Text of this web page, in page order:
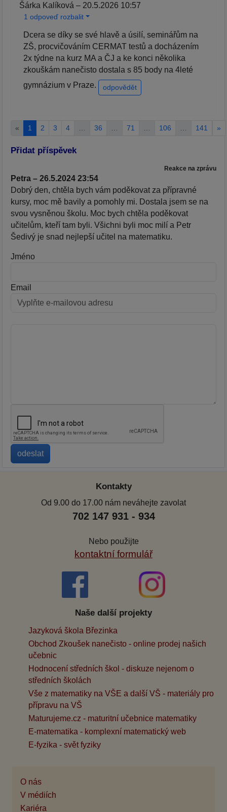
Šárka Kalíková – 20.5.2026 10:57
1 odpoveď rozbalit
Dcera se díky se své hlavě a úsilí, seminářům na
ZŠ, procvičováním CERMAT testů a docházením
2x týdne na kurz MA a ČJ a ke konci několika
zkouškám nanečisto dostala s 85 body na 4leté
gymnázium v Praze.
odpovědět
« 1 2 3 4 36 71 106 141 »
Přidat příspěvek
Reakce na zprávu
Petra – 26.5.2024 23:54
Dobrý den, chtěla bych vám poděkovat za přípravné
kursy, moc mě bavily a pomohly mi. Dostala jsem se na
svou vysněnou školu. Moc bych chtěla poděkovat
učitelům, kteří tam byli. Všichni byli moc milí a Petr
Šedivý je snad nejlepší učitel na matematiku.
Jméno
Email
Kontakty
Od 9.00 do 17.00 nám neváhejte zavolat
702 147 931 - 934
Nebo použijte
kontaktní formulář
Naše další projekty
Jazyková škola Březinka
Obchod Zkoušek nanečisto - online prodej našich
učebnic
Hodnocení středních škol - diskuze nejenom o
středních školách
Vše z matematiky na VŠE a další VŠ - materiály pro
přípravu na VŠ
Maturujeme.cz - maturitní učebnice matematiky
E-matematika - komplexní matematický web
E-fyzika - svět fyziky
O nás
V médiích
Kariéra